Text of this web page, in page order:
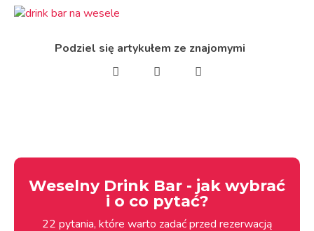
Podziel się artykułem ze znajomymi
Weselny Drink Bar - jak wybrać
i o co pytać?
22 pytania, które warto zadać przed rezerwacją